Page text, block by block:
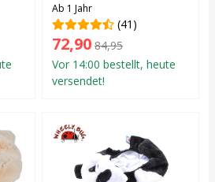
Ab 1 Jahr
(41)
72,90 84,95
Vor 14:00 bestellt, heute
versendet!